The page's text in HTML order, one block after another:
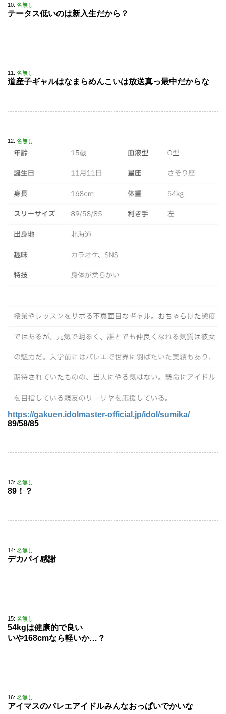
10: 名無し
テータス低いのは新入生だから？
11: 名無し
道産子ギャルはなまらめんこいは放送真っ最中だからな
12: 名無し
https://gakuen.idolmaster-official.jp/idol/sumika/
89/58/85
13: 名無し
89！？
14: 名無し
デカパイ感謝
15: 名無し
54kgは健康的で良い
いや168cmなら軽いか…？
16: 名無し
アイマスのバレエアイドルみんなおっぱいでかいな